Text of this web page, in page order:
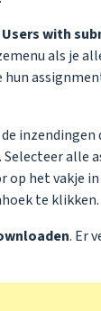
Users with
als je
de
Selecteer alle
op het vakje in
te klikken.
. Er